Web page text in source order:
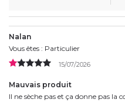
Nalan
Vous êtes : Particulier
15/07/2026
Mauvais produit
Il ne sèche pas et ça donne pas la